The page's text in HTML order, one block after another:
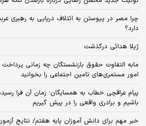
چرا مصر در پیوستن به ائتلاف دریایی به رهبری
دارد؟
ژیلا هدائی درگذشت
مابه التفاوت حقوق بازنشستگان چه زمانی
امور مستمری‌های تامین اجتماعی را بخوانید
پیام عراقچی خطاب به همسایگان؛ زمان آن فرا
باشیم و برادری واقعی را در پیش گیریم
خبر مهم برای دانش آموزان پایه هفتم/ نتایج